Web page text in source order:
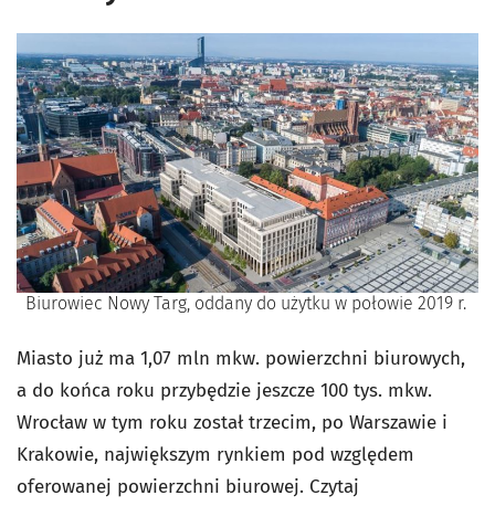
Biurowiec Nowy Targ, oddany do użytku w połowie 2019 r.
Miasto już ma 1,07 mln mkw. powierzchni biurowych,
a do końca roku przybędzie jeszcze 100 tys. mkw.
Wrocław w tym roku został trzecim, po Warszawie i
Krakowie, największym rynkiem pod względem
oferowanej powierzchni biurowej. Czytaj